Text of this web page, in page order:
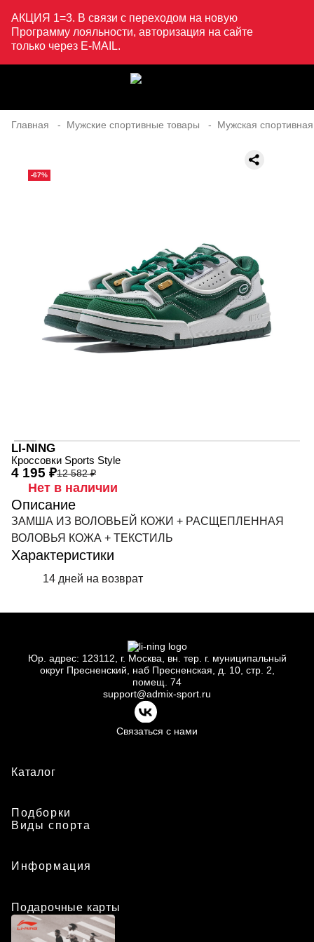
АКЦИЯ 1=3. В связи с переходом на новую
Программу лояльности, авторизация на сайте
только через E-MAIL.
Главная Мужские спортивные товары Мужская
-67%
LI-NING
Кроссовки Sports Style
12 582 ₽
4 195 ₽
Нет в наличии
Описание
ЗАМША ИЗ ВОЛОВЬЕЙ КОЖИ + РАСЩЕПЛЕННАЯ
ВОЛОВЬЯ КОЖА + ТЕКСТИЛЬ
Характеристики
14 дней на возврат
Юр. адрес: 123112, г. Москва, вн. тер. г. муниципальный
округ Пресненский, наб Пресненская, д. 10, стр. 2,
помещ. 74
support@admix-sport.ru
Связаться с нами
Каталог
Подборки
Виды спорта
Информация
Подарочные карты